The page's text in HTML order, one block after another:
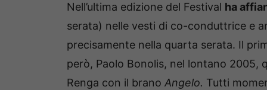
Nell’ultima edizione del Festival ha
serata) nelle vesti di co-conduttrice e
precisamente nella quarta serata. Il
però, Paolo Bonolis, nel lontano 2005,
Renga con il brano Angelo. Tutti